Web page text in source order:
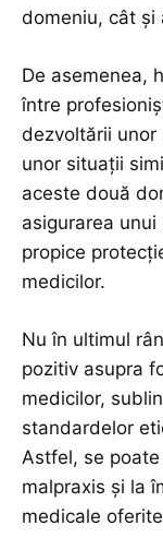
domeniu, cât și
De asemenea,
între
dezvoltării unor
unor situații
aceste două
asigurarea
propice
medicilor.
Nu în ultimul
pozitiv asupra
medicilor,
standardelor
Astfel, se
malpraxis și la
medicale